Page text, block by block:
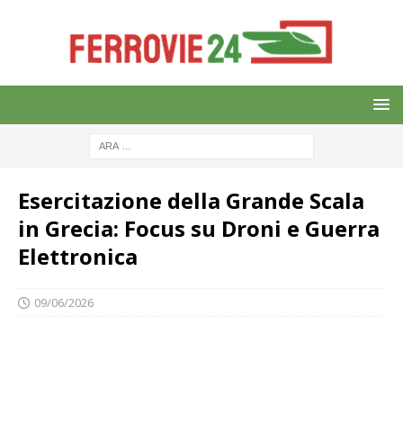
Esercitazione della Grande Scala
in Grecia: Focus su Droni e Guerra
Elettronica
09/06/2026